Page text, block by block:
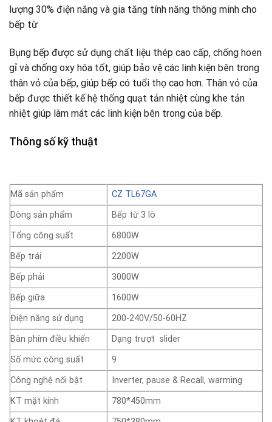
lượng 30% điện năng và gia tăng tính năng thông minh cho
bếp từ
Bụng bếp được sử dụng chất liệu thép cao cấp, chống hoen
gỉ và chống oxy hóa tốt, giúp bảo vệ các linh kiện bên trong
thân vỏ của bếp, giúp bếp có tuổi thọ cao hơn. Thân vỏ của
bếp được thiết kế hệ thống quạt tản nhiệt cùng khe tản
nhiệt giúp làm mát các linh kiện bên trong của bếp.
Thông số kỹ thuật
Mã sản phẩm
CZ TL67GA
Dòng sản phẩm
Bếp từ 3 lò
Tổng công suất
6800W
Bếp trái
2200W
Bếp phải
3000W
Bếp giữa
1600W
Điện năng sử dụng
200-240V/50-60HZ
Bàn phím điều khiển
Dạng trượt slider
Số mức công suất
9
Công nghệ nổi bật
Inverter, pause & Recall, warming
KT mặt kính
780*450mm